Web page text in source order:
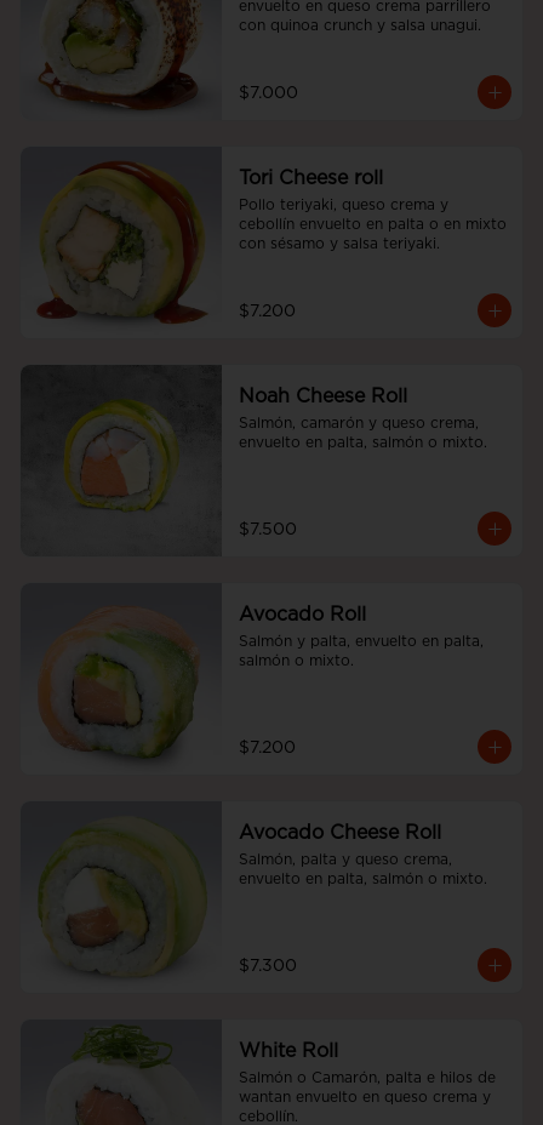
envuelto en queso crema parrillero
con quinoa crunch y salsa unagui.
$7.000
Tori Cheese roll
Pollo teriyaki, queso crema y
cebollín envuelto en palta o en mixto
con sésamo y salsa teriyaki.
$7.200
Noah Cheese Roll
Salmón, camarón y queso crema,
envuelto en palta, salmón o mixto.
$7.500
Avocado Roll
Salmón y palta, envuelto en palta,
salmón o mixto.
$7.200
Avocado Cheese Roll
Salmón, palta y queso crema,
envuelto en palta, salmón o mixto.
$7.300
White Roll
Salmón o Camarón, palta e hilos de
wantan envuelto en queso crema y
cebollín.